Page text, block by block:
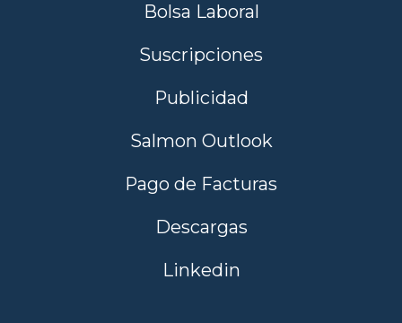
Bolsa Laboral
Suscripciones
Publicidad
Salmon Outlook
Pago de Facturas
Descargas
Linkedin